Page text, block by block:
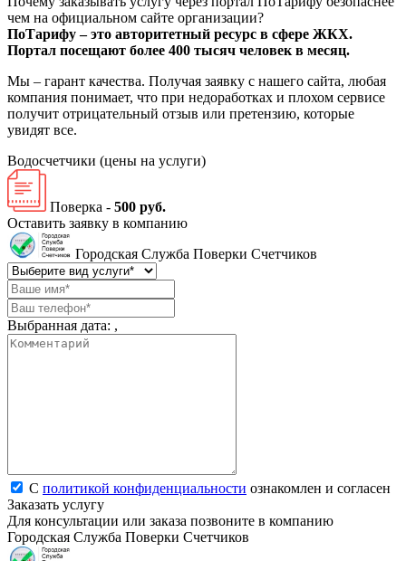
чем на официальном сайте организации?
ПоТарифу – это авторитетный ресурс в сфере ЖКХ.
Портал посещают более 400 тысяч человек в месяц.
Мы – гарант качества. Получая заявку с нашего сайта, любая
компания понимает, что при недоработках и плохом сервисе
получит отрицательный отзыв или претензию, которые
увидят все.
Водосчетчики (цены на услуги)
Поверка - 500 руб.
Оставить заявку в компанию
Городская Служба Поверки Счетчиков
Выбранная дата: ,
С политикой конфиденциальности ознакомлен и согласен
Заказать услугу
Для консультации или заказа позвоните в компанию
Городская Служба Поверки Счетчиков